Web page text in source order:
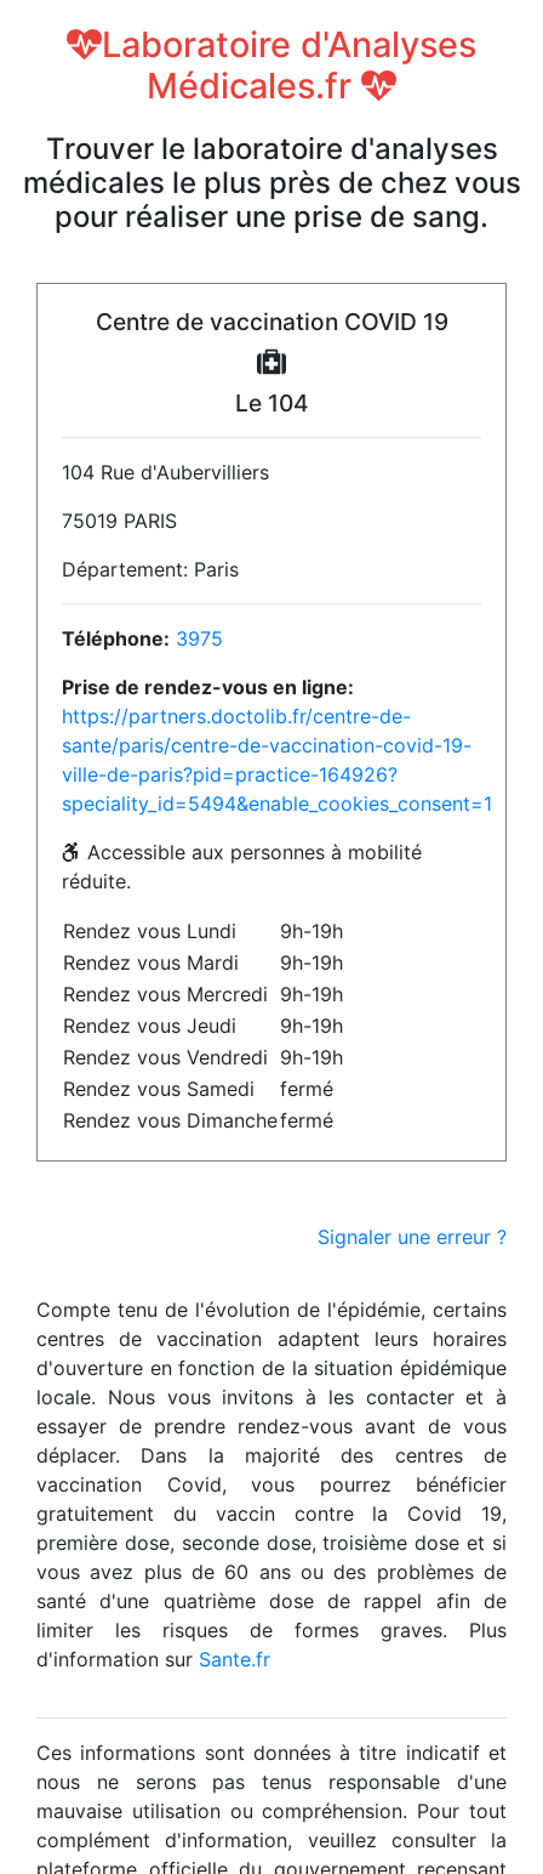
Laboratoire d'Analyses
Médicales.fr
Trouver le laboratoire d'analyses
médicales le plus près de chez vous
pour réaliser une prise de sang.
Centre de vaccination COVID 19
Le 104
104 Rue d'Aubervilliers
75019 PARIS
Département: Paris
Téléphone: 3975
Prise de rendez-vous en ligne:
https://partners.doctolib.fr/centre-de-
sante/paris/centre-de-vaccination-covid-19-
ville-de-paris?pid=practice-164926?
speciality_id=5494&enable_cookies_consent=1
Accessible aux personnes à mobilité
réduite.
Rendez vous Lundi
9h-19h
Rendez vous Mardi
9h-19h
Rendez vous Mercredi 9h-19h
Rendez vous Jeudi
9h-19h
Rendez vous Vendredi 9h-19h
Rendez vous Samedi
fermé
Rendez vous Dimanchefermé
Signaler une erreur ?
Compte tenu de l'évolution de l'épidémie, certains
centres de vaccination adaptent leurs horaires
d'ouverture en fonction de la situation épidémique
locale. Nous vous invitons à les contacter et à
essayer de prendre rendez-vous avant de vous
déplacer. Dans la majorité des centres de
vaccination Covid, vous pourrez bénéficier
gratuitement du vaccin contre la Covid 19,
première dose, seconde dose, troisième dose et si
vous avez plus de 60 ans ou des problèmes de
santé d'une quatrième dose de rappel afin de
limiter les risques de formes graves. Plus
d'information sur Sante.fr
Ces informations sont données à titre indicatif et
nous ne serons pas tenus responsable d'une
mauvaise utilisation ou compréhension. Pour tout
complément d'information, veuillez consulter la
plateforme officielle du gouvernement recensant